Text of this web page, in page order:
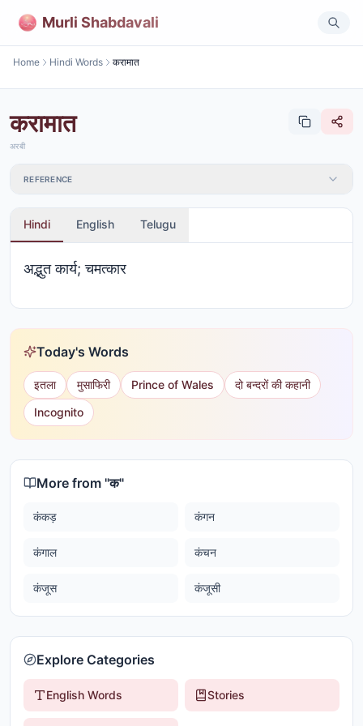
Murli Shabdavali
Home Hindi Words करामात
करामात
अरबी
REFERENCE
Hindi English Telugu
अद्भुत कार्य; चमत्कार
Today's Words
इतला मुसाफिरी Prince of Wales
दो बन्दरों की कहानी
Incognito
More from "क"
कंकड़ कंगन
कंगाल कंचन
कंजूस कंजूसी
Explore Categories
English Words Stories